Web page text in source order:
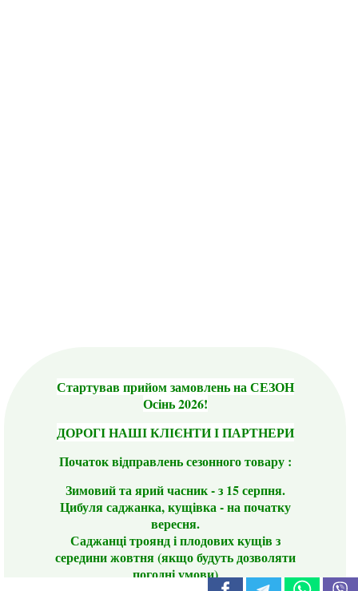
Стартував прийом замовлень на СЕЗОН
Осінь 2026!
ДОРОГІ НАШІ КЛІЄНТИ І ПАРТНЕРИ
Початок відправлень сезонного товару :
Зимовий та ярий часник - з 15 серпня.
Цибуля саджанка, кущівка - на початку
вересня.
Саджанці троянд і плодових кущів з
середини жовтня (якщо будуть дозволяти
погодні умови)